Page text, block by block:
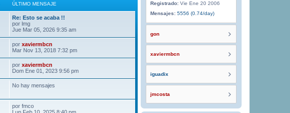
ÚLTIMO MENSAJE
Re: Esto se acaba !!
por lmg
Jue Mar 05, 2026 9:35 am
por xaviermbcn
Mar Nov 13, 2018 7:32 pm
por xaviermbcn
Dom Ene 01, 2023 9:56 pm
No hay mensajes
por fmco
Registrado: Vie Ene 20 2006
Mensajes: 5556 (0.74/day)
gon
xaviermbcn
iguadix
jmcosta